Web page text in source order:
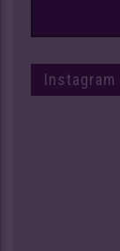
Instagram